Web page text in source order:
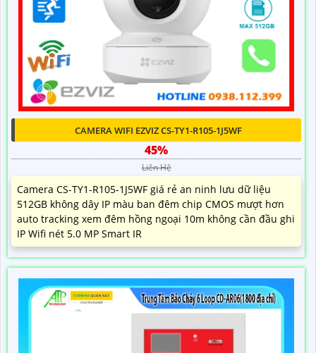
CAMERA WIFI EZVIZ CS-TY1-R105-1J5WF
45%
Liên Hệ
Camera CS-TY1-R105-1J5WF giá rẻ an ninh lưu dữ liệu
512GB không dây IP màu ban đêm chip CMOS mượt hơn
auto tracking xem đêm hồng ngoại 10m không cần đầu ghi
IP Wifi nét 5.0 MP Smart IR